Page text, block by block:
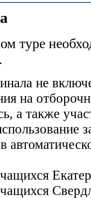
туре
.
не
на
а также